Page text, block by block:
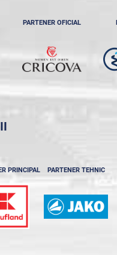
PARTENER OFICIAL
PRINCIPAL PARTENER TEHNIC